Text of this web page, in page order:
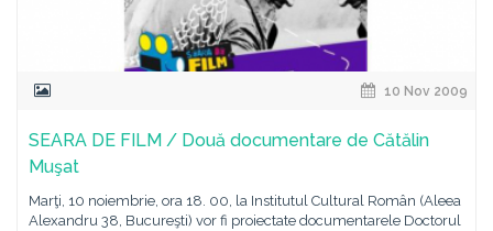
10 Nov 2009
SEARA DE FILM / Două documentare de Cătălin
Muşat
Marţi, 10 noiembrie, ora 18. 00, la Institutul Cultural Român (Aleea
Alexandru 38, Bucureşti) vor fi proiectate documentarele Doctorul